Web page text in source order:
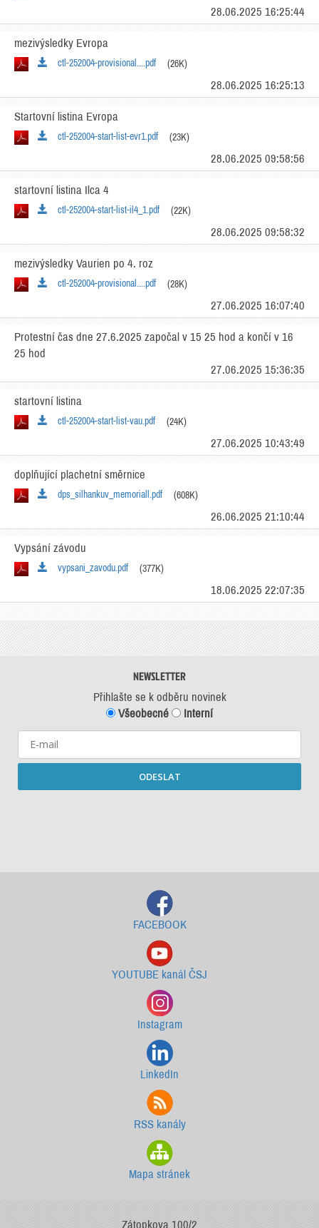
28.06.2025 16:25:44
mezivýsledky Evropa
ctl-252004-provisional....pdf (26K)
28.06.2025 16:25:13
Startovní listina Evropa
ctl-252004-start-list-evr1.pdf (23K)
28.06.2025 09:58:56
startovní listina Ilca 4
ctl-252004-start-list-il4_1.pdf (22K)
28.06.2025 09:58:32
mezivýsledky Vaurien po 4. roz
ctl-252004-provisional....pdf (28K)
27.06.2025 16:07:40
Protestní čas dne 27.6.2025 započal v 15 25 hod a končí v 16
25 hod
27.06.2025 15:36:35
startovní listina
ctl-252004-start-list-vau.pdf (24K)
27.06.2025 10:43:49
doplňující plachetní směrnice
dps_silhankuv_memoriall.pdf (608K)
26.06.2025 21:10:44
Vypsání závodu
vypsani_zavodu.pdf (377K)
18.06.2025 22:07:35
NEWSLETTER
Přihlašte se k odběru novinek
Všeobecné
Interní
ODESLAT
FACEBOOK
YOUTUBE kanál ČSJ
Instagram
LinkedIn
RSS kanály
Mapa stránek
Zátopkova 100/2